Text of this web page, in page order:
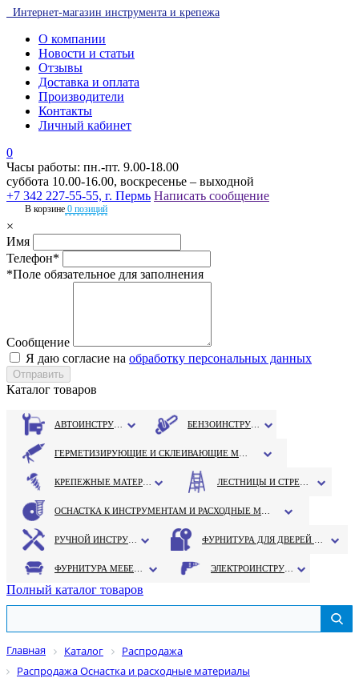
Интернет-магазин инструмента и крепежа
О компании
Новости и статьи
Отзывы
Доставка и оплата
Производители
Контакты
Личный кабинет
0
Часы работы: пн.-пт. 9.00-18.00
суббота 10.00-16.00, воскресенье – выходной
+7 342 227-55-55, г. Пермь Написать сообщение
В корзине 0 позиций
×
Имя
Телефон*
*Поле обязательное для заполнения
Сообщение
Я даю согласие на обработку персональных данных
Каталог товаров
Полный каталог товаров
Главная Каталог
Распродажа
Распродажа Оснастка и расходные материалы